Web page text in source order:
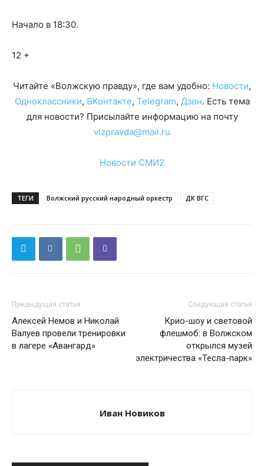
Начало в 18:30.
12 +
Читайте «Волжскую правду», где вам удобно: Новости,
Одноклассники, ВКонтакте, Telegram, Дзен. Есть тема
для новости? Присылайте информацию на почту
vlzpravda@mail.ru
Новости СМИ2
ТЕГИ Волжский русский народный оркестр ДК ВГС
Предыдущая статья
Алексей Немов и Николай
Валуев провели тренировки
в лагере «Авангард»
Следующая статья
Крио-шоу и световой
флешмоб: в Волжском
открылся музей
электричества «Тесла-парк»
Иван Новиков